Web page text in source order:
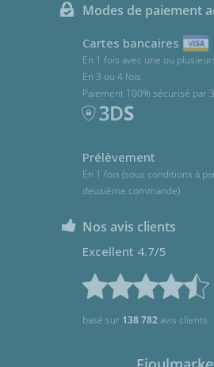
Modes de paiement
Cartes bancaires
En 1 fois avec une ou
En 3 ou 4 fois
Paiement 100% sécurisé par
Prélèvement
En 1 fois (sous conditions à
deuxième commande)
Nos avis clients
Excellent 4.7/5
basé sur 138 782avis clients